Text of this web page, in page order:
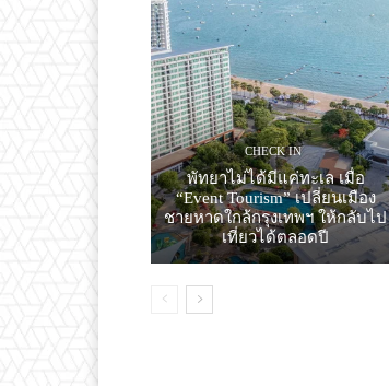
CHECK IN
พัทยาไม่ได้มีแค่ทะเล เมื่อ
“Event Tourism” เปลี่ยนเมือง
ชายหาดใกล้กรุงเทพฯ ให้กลับไป
เที่ยวได้ตลอดปี